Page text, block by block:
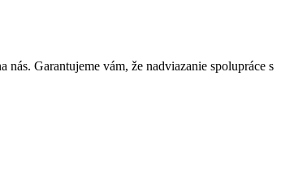
Garantujeme vám, že nadviazanie spolupráce s